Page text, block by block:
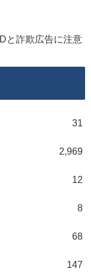
と詐欺広告に注意
31
2,969
12
8
68
147